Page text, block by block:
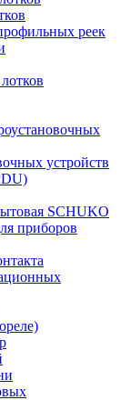
реек
устройств
SCHUKO
приборов